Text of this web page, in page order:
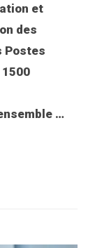
et
des
Postes
…